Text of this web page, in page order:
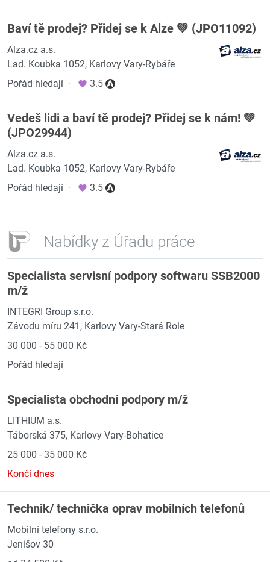
Baví tě prodej? Přidej se k Alze 💚 (JPO11092)
Alza.cz a.s.
Lad. Koubka 1052, Karlovy Vary-Rybáře
Pořád hledají · 3.5
Vedeš lidi a baví tě prodej? Přidej se k nám! 💚
(JPO29944)
Alza.cz a.s.
Lad. Koubka 1052, Karlovy Vary-Rybáře
Pořád hledají · 3.5
Nabídky z Úřadu práce
Specialista servisní podpory softwaru SSB2000
m/ž
INTEGRI Group s.r.o.
Závodu míru 241, Karlovy Vary-Stará Role
30 000 - 55 000 Kč
Pořád hledají
Specialista obchodní podpory m/ž
LITHIUM a.s.
Táborská 375, Karlovy Vary-Bohatice
25 000 - 35 000 Kč
Končí dnes
Technik/ technička oprav mobilních telefonů
Mobilní telefony s.r.o.
Jenišov 30